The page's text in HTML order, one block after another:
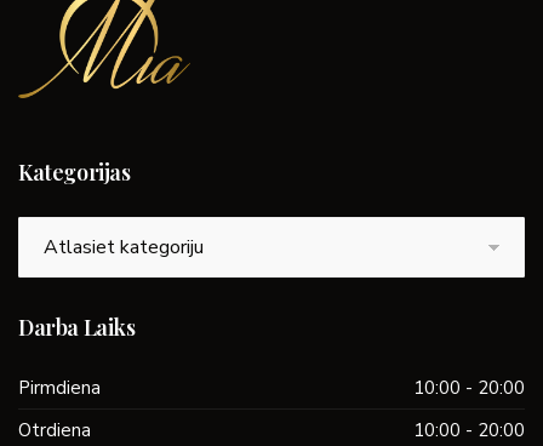
Kategorijas
Darba Laiks
Pirmdiena
10:00 - 20:00
Otrdiena
10:00 - 20:00